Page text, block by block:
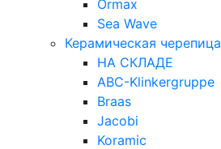
Ormax
Sea Wave
Керамическая черепица
НА СКЛАДЕ
ABC-Klinkergruppe
Braas
Jacobi
Koramic